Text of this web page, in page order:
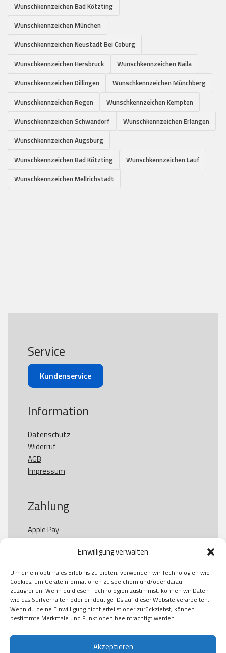
Einwilligung verwalten
Um dir ein optimales Erlebnis zu bieten, verwenden wir Technologien wie
Cookies, um Geräteinformationen zu speichern und/oder darauf
zuzugreifen. Wenn du diesen Technologien zustimmst, können wir Daten
wie das Surfverhalten oder eindeutige IDs auf dieser Website verarbeiten.
Wenn du deine Einwilligung nicht erteilst oder zurückziehst, können
bestimmte Merkmale und Funktionen beeinträchtigt werden.
Akzeptieren
Wunschkennzeichen Bad Kötzting
Wunschkennzeichen München
Wunschkennzeichen Neustadt Bei Coburg
Wunschkennzeichen Hersbruck
Wunschkennzeichen Naila
Wunschkennzeichen Dillingen
Wunschkennzeichen Münchberg
Wunschkennzeichen Regen
Wunschkennzeichen Kempten
Wunschkennzeichen Schwandorf
Wunschkennzeichen Erlangen
Wunschkennzeichen Augsburg
Wunschkennzeichen Bad Kötzting
Wunschkennzeichen Lauf
Wunschkennzeichen Mellrichstadt
Service
Kundenservice
Information
Datenschutz
Widerruf
AGB
Impressum
Zahlung
Apple Pay
Paypal
Kauf auf Rechung
Klarna
American Express